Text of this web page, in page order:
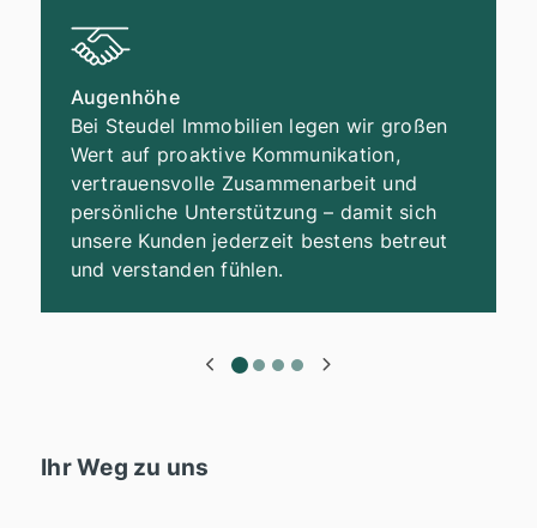
Augenhöhe
Bei Steudel Immobilien legen wir großen
Wert auf proaktive Kommunikation,
vertrauensvolle Zusammenarbeit und
persönliche Unterstützung – damit sich
unsere Kunden jederzeit bestens betreut
und verstanden fühlen.
Ihr Weg zu uns